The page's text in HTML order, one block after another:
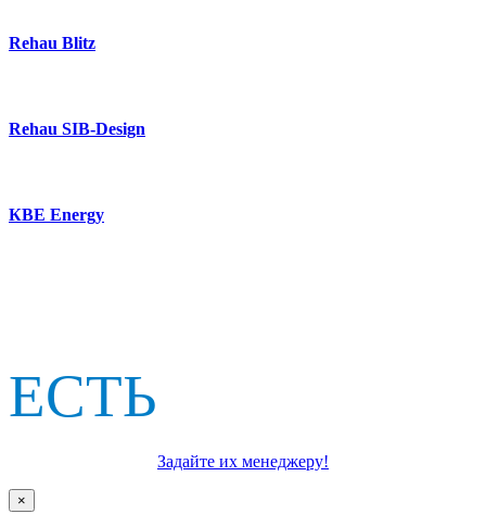
Rehau Blitz
Rehau SIB-Design
КВЕ Energy
ЕСТЬ
Задайте их менеджеру!
×